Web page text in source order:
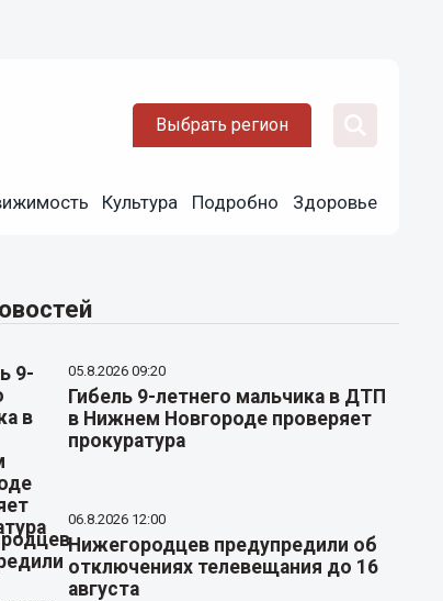
Выбрать регион
Культура Подробно Здоровье
05.8.2026 09:20
Гибель 9-летнего мальчика в ДТП
в Нижнем Новгороде проверяет
прокуратура
06.8.2026 12:00
Нижегородцев предупредили об
отключениях телевещания до 16
августа